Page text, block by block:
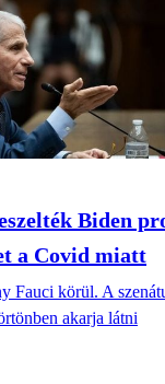
Biden
a Covid miatt
Fauci körül. A
akarja látni